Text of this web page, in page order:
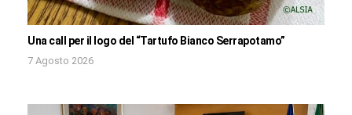
Una call per il logo del “Tartufo Bianco Serrapotamo”
7 Agosto 2026